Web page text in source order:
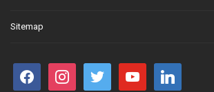
Sitemap